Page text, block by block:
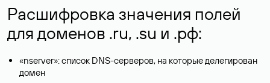
Расшифровка значения полей
для доменов .ru, .su и .рф:
«nserver»: список DNS-серверов, на которые делегирован
домен